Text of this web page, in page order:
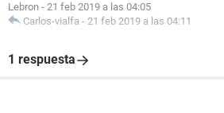
Lebron - 21 feb 2019 a las 04:05
Carlos-vialfa - 21 feb 2019 a las 04:11
1 respuesta